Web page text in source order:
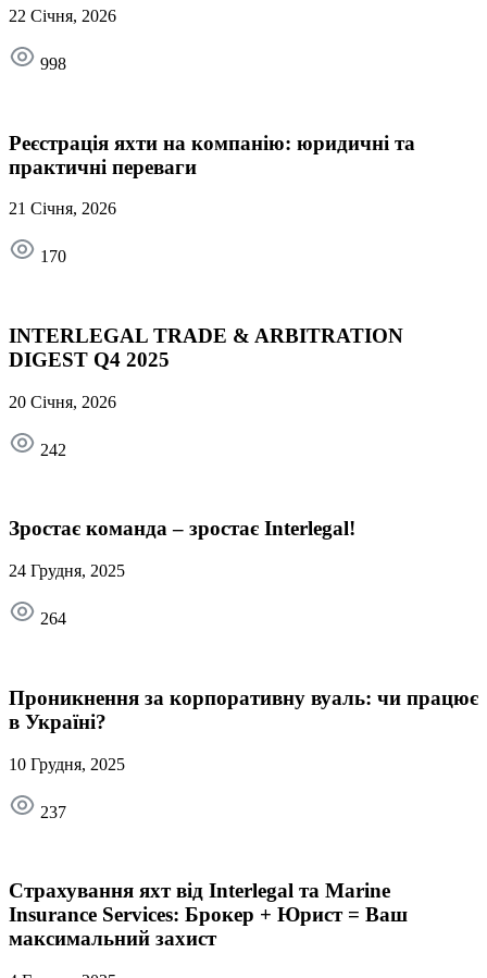
22 Січня, 2026
998
Реєстрація яхти на компанію: юридичні та
практичні переваги
21 Січня, 2026
170
INTERLEGAL TRADE & ARBITRATION
DIGEST Q4 2025
20 Січня, 2026
242
Зростає команда – зростає Interlegal!
24 Грудня, 2025
264
Проникнення за корпоративну вуаль: чи працює
в Україні?
10 Грудня, 2025
237
Страхування яхт від Interlegal та Marine
Insurance Services: Брокер + Юрист = Ваш
максимальний захист